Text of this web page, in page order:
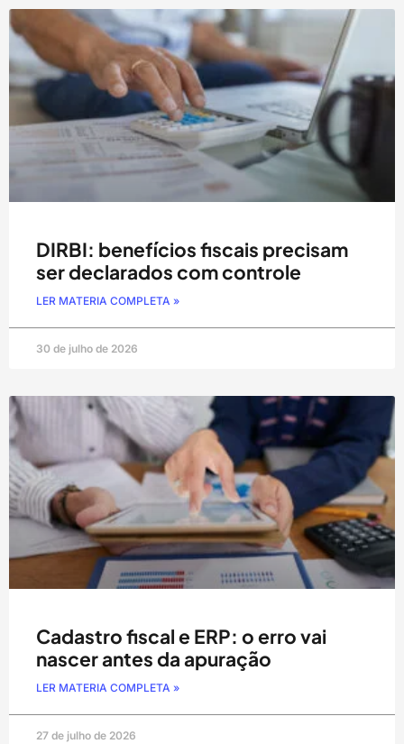
DIRBI: benefícios fiscais precisam
ser declarados com controle
LER MATERIA COMPLETA »
30 de julho de 2026
Cadastro fiscal e ERP: o erro vai
nascer antes da apuração
LER MATERIA COMPLETA »
27 de julho de 2026